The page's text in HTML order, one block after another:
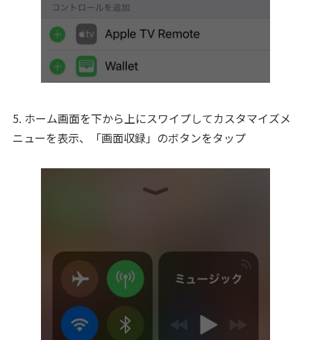
5. ホーム画面を下から上にスワイプしてカスタマイズメ
ニューを表示、「画面収録」のボタンをタップ